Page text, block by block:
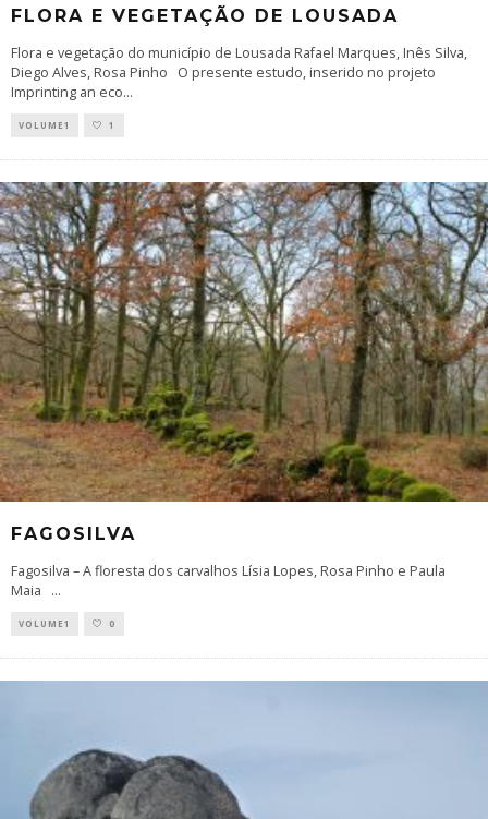
FLORA E VEGETAÇÃO DE LOUSADA
Flora e vegetação do município de Lousada Rafael Marques, Inês Silva,
Diego Alves, Rosa Pinho O presente estudo, inserido no projeto
Imprinting an eco...
VOLUME1 1
FAGOSILVA
Fagosilva – A floresta dos carvalhos Lísia Lopes, Rosa Pinho e Paula
Maia ...
VOLUME1 0